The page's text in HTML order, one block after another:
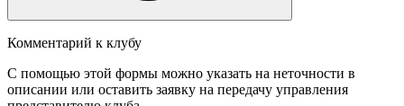
Комментарий к клубу
С помощью этой формы можно указать на неточности в
описании или оставить заявку на передачу управления